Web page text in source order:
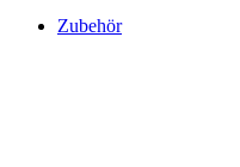
Zubehör